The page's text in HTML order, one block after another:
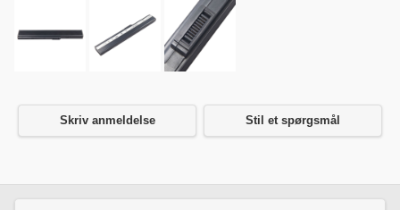
Skriv anmeldelse Stil et spørgsmål